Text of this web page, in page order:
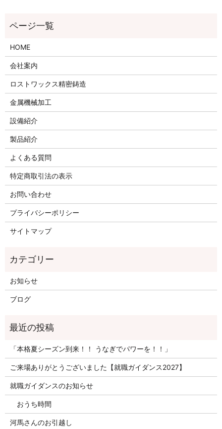
HOME
会社案内
ロストワックス精密鋳造
金属機械加工
設備紹介
製品紹介
よくある質問
特定商取引法の表示
お問い合わせ
プライバシーポリシー
サイトマップ
お知らせ
ブログ
「本格夏シーズン到来！！ うなぎでパワーを！！」
ご来場ありがとうございました【就職ガイダンス2027】
就職ガイダンスのお知らせ
おうち時間
河馬さんのお引越し